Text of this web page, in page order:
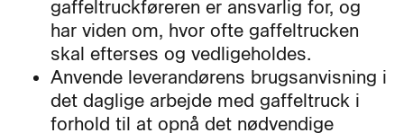
gaffeltruckføreren er ansvarlig for, og
har viden om, hvor ofte gaffeltrucken
skal efterses og vedligeholdes.
Anvende leverandørens brugsanvisning i
det daglige arbejde med gaffeltruck i
forhold til at opnå det nødvendige